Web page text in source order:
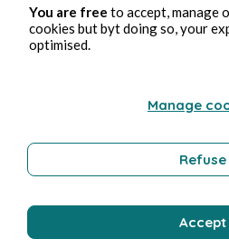
1 ago 2026
Colimaçon
You are free to accept, manage
cookies but byt doing so, your
optimised.
Manage
Refuse
Accept